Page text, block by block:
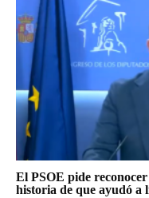
El PSOE pide
historia de que ayudó a